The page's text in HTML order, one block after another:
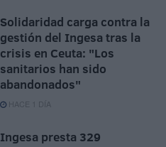
Solidaridad carga contra la
gestión del Ingesa tras la
crisis en Ceuta: "Los
sanitarios han sido
abandonados"
HACE 1 DÍA
Ingesa presta 329